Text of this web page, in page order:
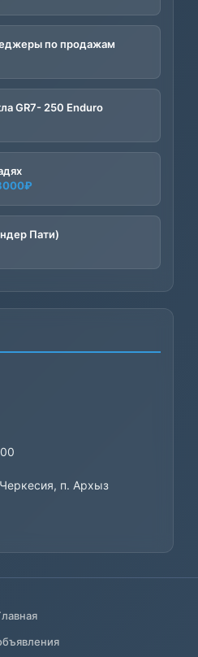
по продажам
GR7- 250 Enduro
₽
2000₽
–
Пати)
п. Архыз